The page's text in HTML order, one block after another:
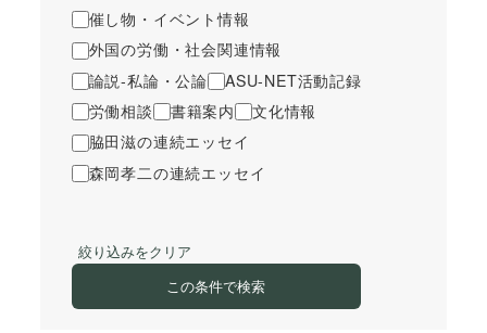
催し物・イベント情報
外国の労働・社会関連情報
論説-私論・公論
ASU-NET活動記録
労働相談
書籍案内
文化情報
脇田滋の連続エッセイ
森岡孝二の連続エッセイ
絞り込みをクリア
この条件で検索